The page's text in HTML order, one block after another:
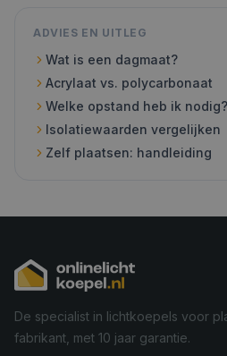
ADVIES EN UITLEG
Wat is een dagmaat?
Acrylaat vs. polycarbonaat
Welke opstand heb ik nodig?
Isolatiewaarden vergelijken
Zelf plaatsen: handleiding
De specialist in lichtkoepels voor
fabrikant, met 10 jaar garantie.